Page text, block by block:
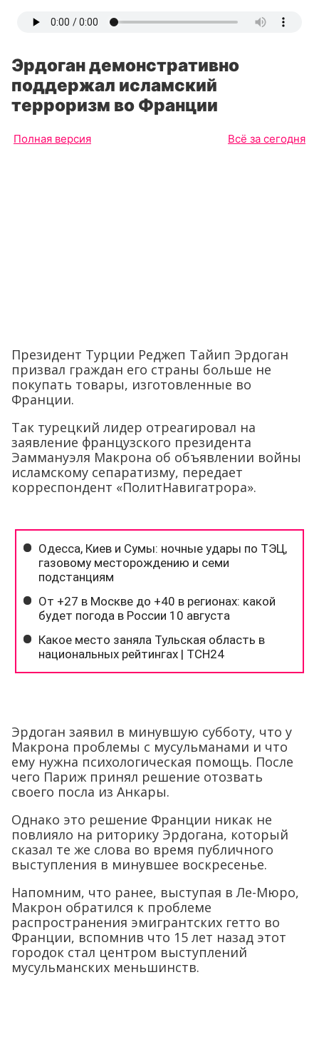
Эрдоган демонстративно
поддержал исламский
терроризм во Франции
Полная версия Всё за сегодня
Президент Турции Реджеп Тайип Эрдоган
призвал граждан его страны больше не
покупать товары, изготовленные во
Франции.
Так турецкий лидер отреагировал на
заявление французского президента
Эаммануэля Макрона об объявлении войны
исламскому сепаратизму, передает
корреспондент «ПолитНавигатрора».
Эрдоган заявил в минувшую субботу, что у
Макрона проблемы с мусульманами и что
ему нужна психологическая помощь. После
чего Париж принял решение отозвать
своего посла из Анкары.
Однако это решение Франции никак не
повлияло на риторику Эрдогана, который
сказал те же слова во время публичного
выступления в минувшее воскресенье.
Напомним, что ранее, выступая в Ле-Мюро,
Макрон обратился к проблеме
распространения эмигрантских гетто во
Франции, вспомнив что 15 лет назад этот
городок стал центром выступлений
мусульманских меньшинств.